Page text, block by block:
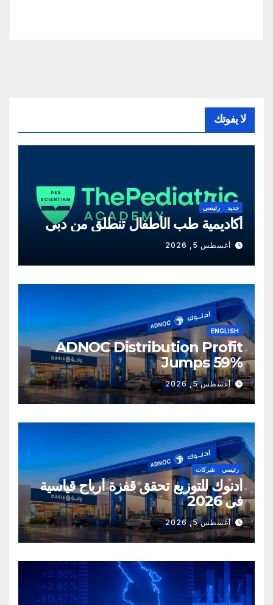
لا يفوتك
جديد رئيسي
أكاديمية طب الأطفال تنطلق من دبي
أغسطس 5, 2026
ENGLISH
ADNOC Distribution Profit
Jumps 59%
أغسطس 5, 2026
رئيسي شركات
أدنوك للتوزيع تحقق قفزة أرباح قياسية
في 2026
أغسطس 5, 2026